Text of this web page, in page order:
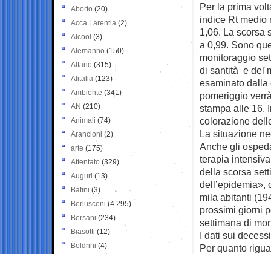
Per la prima
indice Rt medio
1,06. La scorsa
a 0,99. Sono
monitoraggio
di santità e del
esaminato dalla
pomeriggio
stampa alle 16.
colorazione
La situazione
Anche gli
terapia
della scorsa
dell’epidemia»,
mila abitanti
prossimi giorni
settimana di
I dati sui decessi
Per quanto
Aborto (20)
Acca Larentia (2)
Alcool (3)
Alemanno (150)
Alfano (315)
Alitalia (123)
Ambiente (341)
AN (210)
Animali (74)
Arancioni (2)
arte (175)
Attentato (329)
Auguri (13)
Batini (3)
Berlusconi (4.295)
Bersani (234)
Biasotti (12)
Boldrini (4)